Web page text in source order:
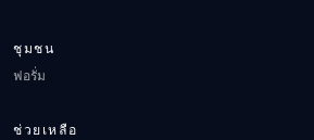
ชุมชน
ฟอรั่ม
ช่วยเหลือ